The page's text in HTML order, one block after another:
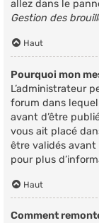
allez dans le
Gestion des
Haut
Pourquoi mon
L’administrateur
forum dans
avant d’être
vous ait placé
être validés avant
pour plus
Haut
Comment